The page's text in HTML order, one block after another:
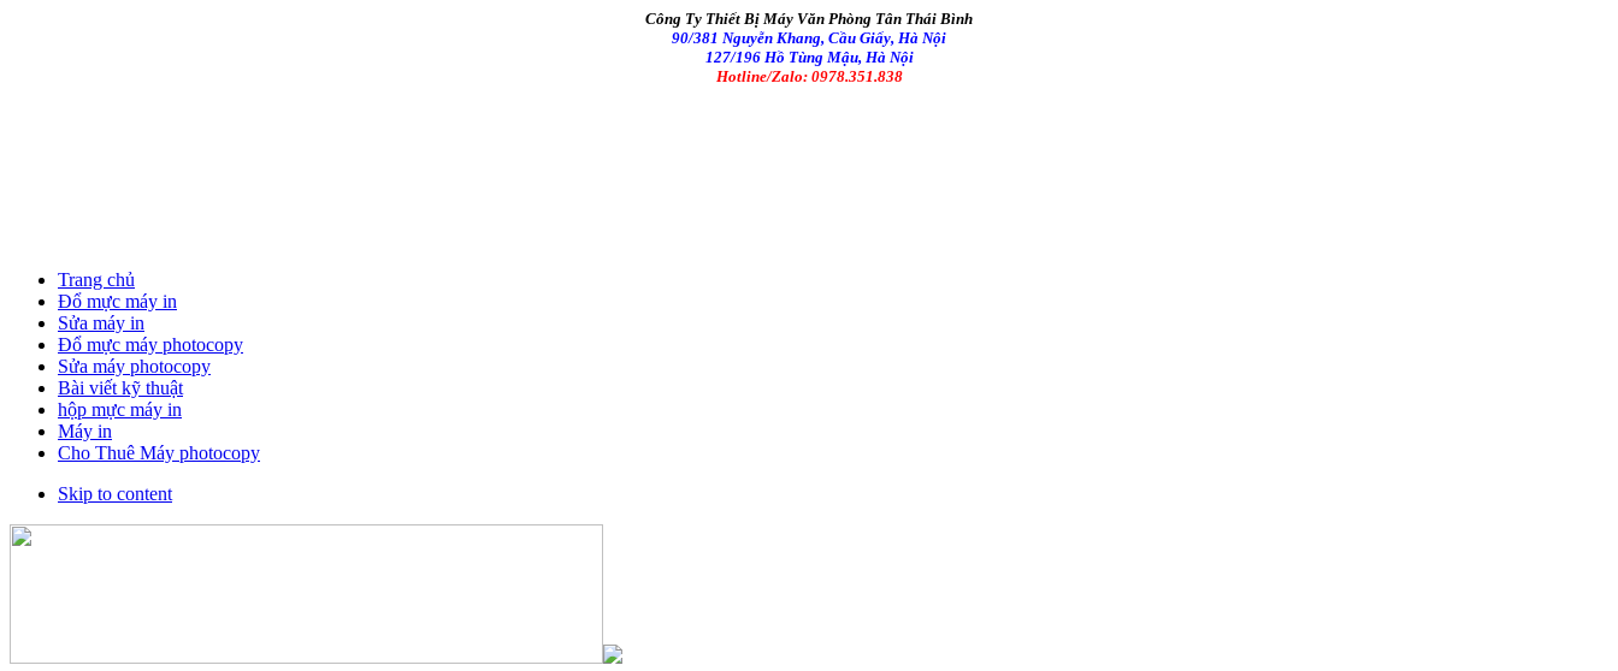
Công Ty Thiết Bị Máy Văn Phòng Tân Thái Bình
90/381 Nguyễn Khang, Cầu Giấy, Hà Nội
127/196 Hồ Tùng Mậu, Hà Nội
Hotline/Zalo: 0978.351.838
Trang chủ
Đổ mực máy in
Sửa máy in
Đổ mực máy photocopy
Sửa máy photocopy
Bài viết kỹ thuật
hộp mực máy in
Máy in
Cho Thuê Máy photocopy
Skip to content